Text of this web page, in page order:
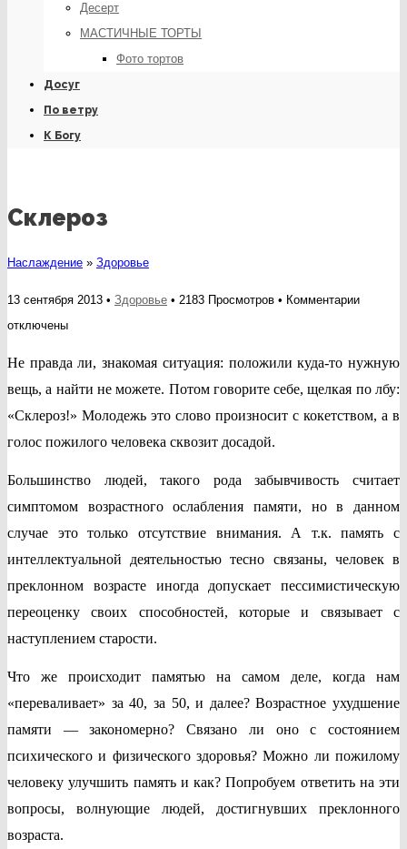
Десерт
МАСТИЧНЫЕ ТОРТЫ
Фото тортов
Досуг
По ветру
К Богу
Склероз
Наслаждение » Здоровье
13 сентября 2013 • Здоровье • 2183 Просмотров • Комментариик
отключены
Не правда ли, знакомая ситуация: положили куда-то нужную
вещь, а найти не можете. Потом говорите себе, щелкая по лбу:
«Склероз!» Молодежь это слово произносит с кокетством, а в
голос пожилого человека сквозит досадой.
Большинство людей, такого рода забывчивость считает
симптомом возрастного ослабления памяти, но в данном
случае это только отсутствие внимания. А т.к. память с
интеллектуальной деятельностью тесно связаны, человек в
преклонном возрасте иногда допускает пессимистическую
переоценку своих способностей, которые и связывает с
наступлением старости.
Что же происходит памятью на самом деле, когда нам
«переваливает» за 40, за 50, и далее? Возрастное ухудшение
памяти — закономерно? Связано ли оно с состоянием
психического и физического здоровья? Можно ли пожилому
человеку улучшить память и как? Попробуем ответить на эти
вопросы, волнующие людей, достигнувших преклонного
возраста.